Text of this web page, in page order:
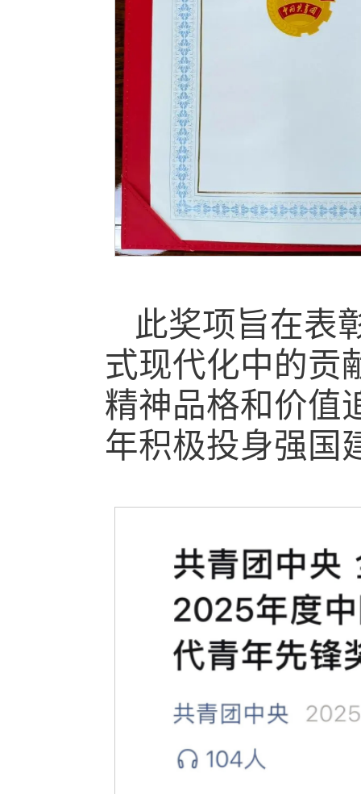
此奖项旨在表
式现代化中的贡
精神品格和价值
年积极投身强国